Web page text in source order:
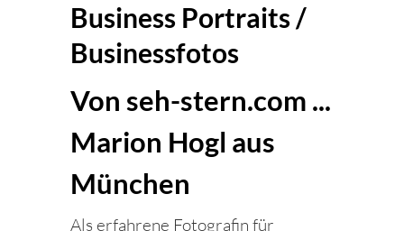
Business Portraits /
Businessfotos
Von seh-stern.com ...
Marion Hogl aus
München
Als erfahrene Fotografin für